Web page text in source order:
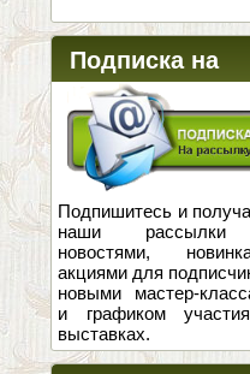
Подписка на
новости
Подпишитесь и
наши
новостями,
акциями для
новыми мастер-
и графиком
выставках.